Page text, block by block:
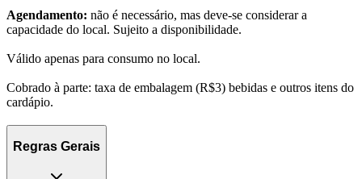
Agendamento: não é necessário, mas deve-se considerar a
capacidade do local. Sujeito a disponibilidade.
Válido apenas para consumo no local.
Cobrado à parte: taxa de embalagem (R$3) bebidas e outros itens do
cardápio.
Regras Gerais